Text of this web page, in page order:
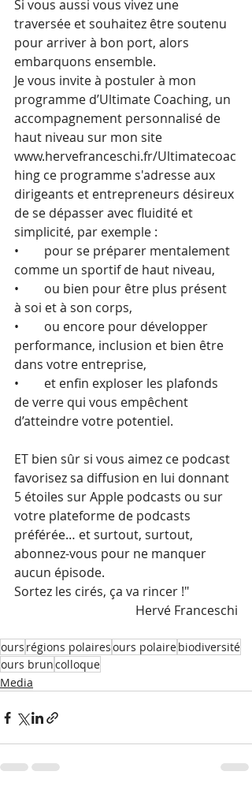
Si vous aussi vous vivez une
traversée et souhaitez être soutenu
pour arriver à bon port, alors
embarquons ensemble.
Je vous invite à postuler à mon
programme d’Ultimate Coaching, un
accompagnement personnalisé de
haut niveau sur mon site
www.hervefranceschi.fr/Ultimatecoac
hing ce programme s'adresse aux
dirigeants et entrepreneurs désireux
de se dépasser avec fluidité et
simplicité, par exemple :
•        pour se préparer mentalement
comme un sportif de haut niveau,
•        ou bien pour être plus présent
à soi et à son corps,
•        ou encore pour développer
performance, inclusion et bien être
dans votre entreprise,
•        et enfin exploser les plafonds
de verre qui vous empêchent
d’atteindre votre potentiel.
ET bien sûr si vous aimez ce podcast
favorisez sa diffusion en lui donnant
5 étoiles sur Apple podcasts ou sur
votre plateforme de podcasts
préférée… et surtout, surtout,
abonnez-vous pour ne manquer
aucun épisode.
Sortez les cirés, ça va rincer !"
Hervé Franceschi
ours régions polairesours polairebiodiversité
ours bruncolloque
Media